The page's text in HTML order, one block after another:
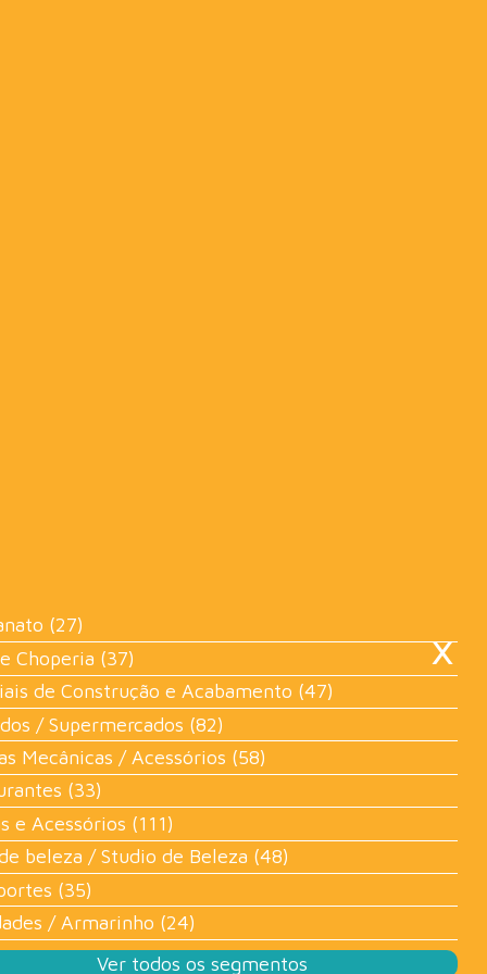
×
(27)
Choperia (37)
de Construção e Acabamento (47)
/ Supermercados (82)
Mecânicas / Acessórios (58)
(33)
e Acessórios (111)
beleza / Studio de Beleza (48)
(35)
/ Armarinho (24)
Ver todos os segmentos